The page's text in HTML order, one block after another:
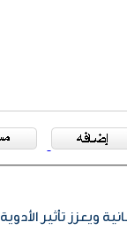
ويعزز تأثير الأدوية